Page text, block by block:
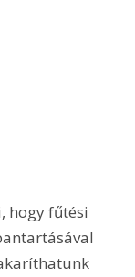
hogy fűtési